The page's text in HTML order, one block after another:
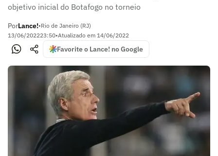
objetivo inicial do Botafogo no torneio
PorLance!•Rio de Janeiro (RJ)
13/06/202223:50•Atualizado em 14/06/2022
Favorite o Lance! no Google